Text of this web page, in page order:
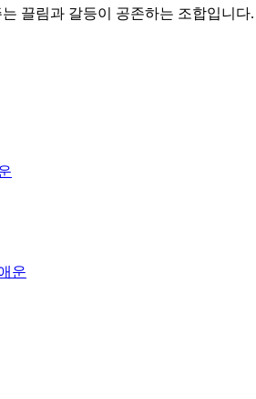
끌림과 갈등이 공존하는 조합입니
운